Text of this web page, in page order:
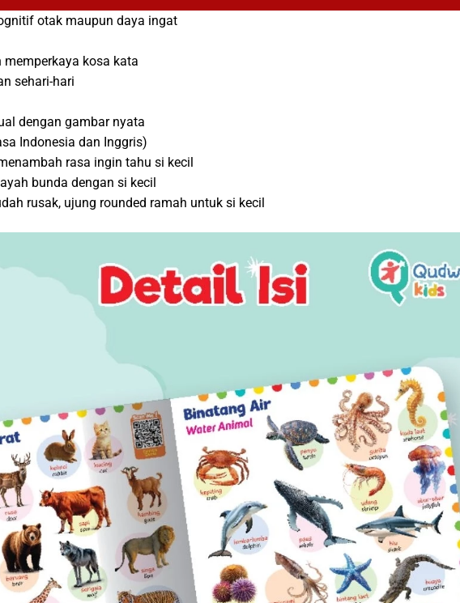
otak maupun daya ingat
kosa kata
sehari-hari
dengan gambar nyata
Indonesia dan Inggris)
rasa ingin tahu si kecil
bunda dengan si kecil
rusak, ujung rounded ramah untuk si kecil